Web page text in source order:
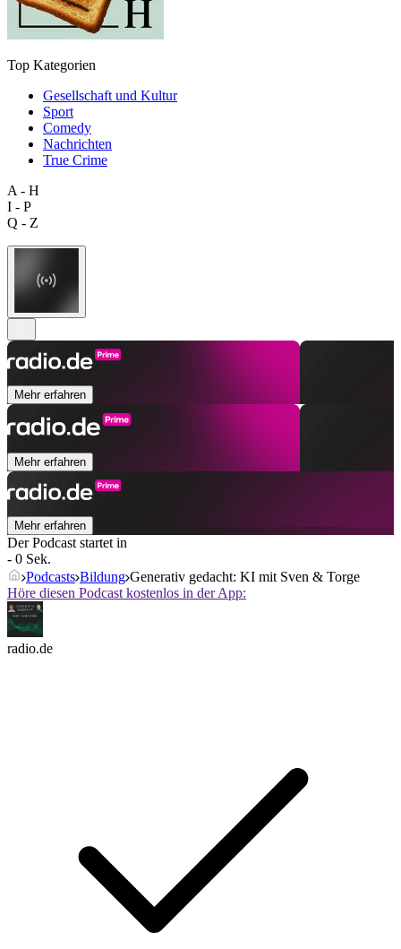
Top Kategorien
Gesellschaft und Kultur
Sport
Comedy
Nachrichten
True Crime
A - H
I - P
Q - Z
Mehr erfahren
Mehr erfahren
Mehr erfahren
Der Podcast startet in
- 0 Sek.
Podcasts Bildung Generativ gedacht: KI mit Sven & Torge
Höre diesen Podcast kostenlos in der App:
radio.de